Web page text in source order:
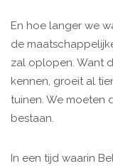
En hoe langer we
de
zal oplopen. Want
kennen, groeit al
tuinen. We moeten
bestaan.
In een tijd waarin